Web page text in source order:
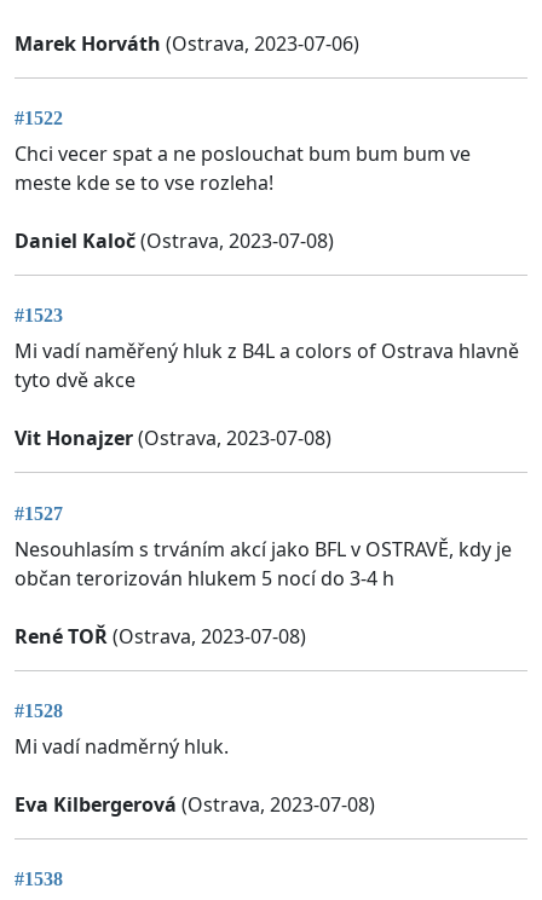
Marek Horváth (Ostrava, 2023-07-06)
#1522
Chci vecer spat a ne poslouchat bum bum bum ve
meste kde se to vse rozleha!
Daniel Kaloč(Ostrava, 2023-07-08)
#1523
Mi vadí naměřený hluk z B4L a colors of Ostrava hlavně
tyto dvě akce
Vit Honajzer(Ostrava, 2023-07-08)
#1527
Nesouhlasím s trváním akcí jako BFL v OSTRAVĚ, kdy je
občan terorizován hlukem 5 nocí do 3-4 h
René TOŘ(Ostrava, 2023-07-08)
#1528
Mi vadí nadměrný hluk.
Eva Kilbergerová (Ostrava, 2023-07-08)
#1538